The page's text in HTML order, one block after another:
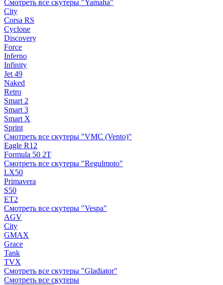
Смотреть все скутеры "Yamaha"
City
Corsa RS
Cyclone
Discovery
Force
Inferno
Infinity
Jet 49
Naked
Retro
Smart 2
Smart 3
Smart X
Sprint
Смотреть все скутеры "VMC (Vento)"
Eagle R12
Formula 50 2Т
Смотреть все скутеры "Regulmoto"
LX50
Primavera
S50
ET2
Смотреть все скутеры "Vespa"
AGV
City
GMAX
Grace
Tank
TVX
Смотреть все скутеры "Gladiator"
Смотреть все скутеры